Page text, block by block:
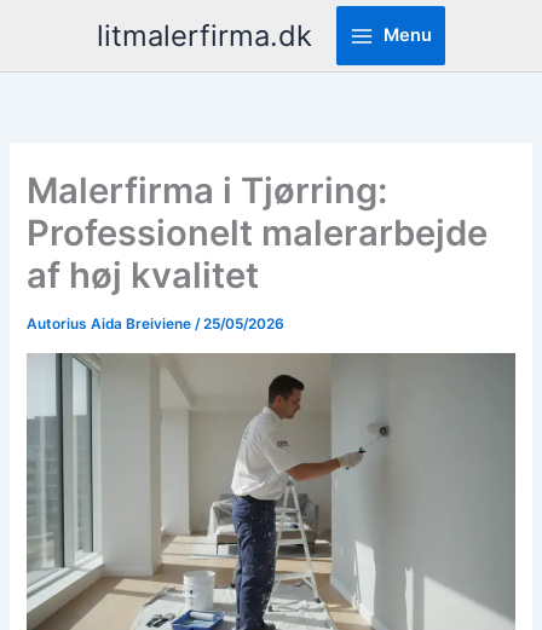
turinio
litmalerfirma.dk Menu
Malerfirma i Tjørring:
Professionelt malerarbejde
af høj kvalitet
Autorius Aida Breiviene/25/05/2026